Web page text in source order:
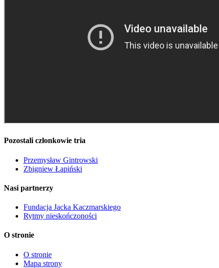
Pozostali członkowie tria
Przemysław Gintrowski
Zbigniew Łapiński
Nasi partnerzy
Fundacja Jacka Kaczmarskiego
Rytmy nieskończoności
O stronie
O stronie
Mapa strony